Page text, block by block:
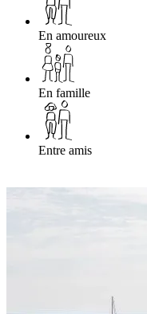
En amoureux
En famille
Entre amis